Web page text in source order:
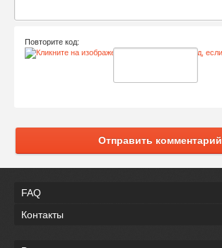
Повторите код:
Отправить комментарий
FAQ
Контакты